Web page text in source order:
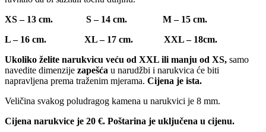
XS – 13 cm. S – 14 cm. M – 15 cm.
L – 16 cm. XL – 17 cm. XXL – 18cm.
Ukoliko želite narukvicu veću od XXL ili manju od XS, samo
navedite dimenzije zapešća u narudžbi i narukvica će biti
napravljena prema traženim mjerama. Cijena je ista.
Veličina svakog poludragog kamena u narukvici je 8 mm.
Cijena narukvice je 20 €. Poštarina je uključena u cijenu.